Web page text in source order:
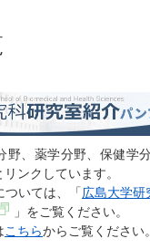
野、薬学分野、保健学
ンクしています。
いては、「広島大学研
」をご覧ください。
こちらからご覧ください。